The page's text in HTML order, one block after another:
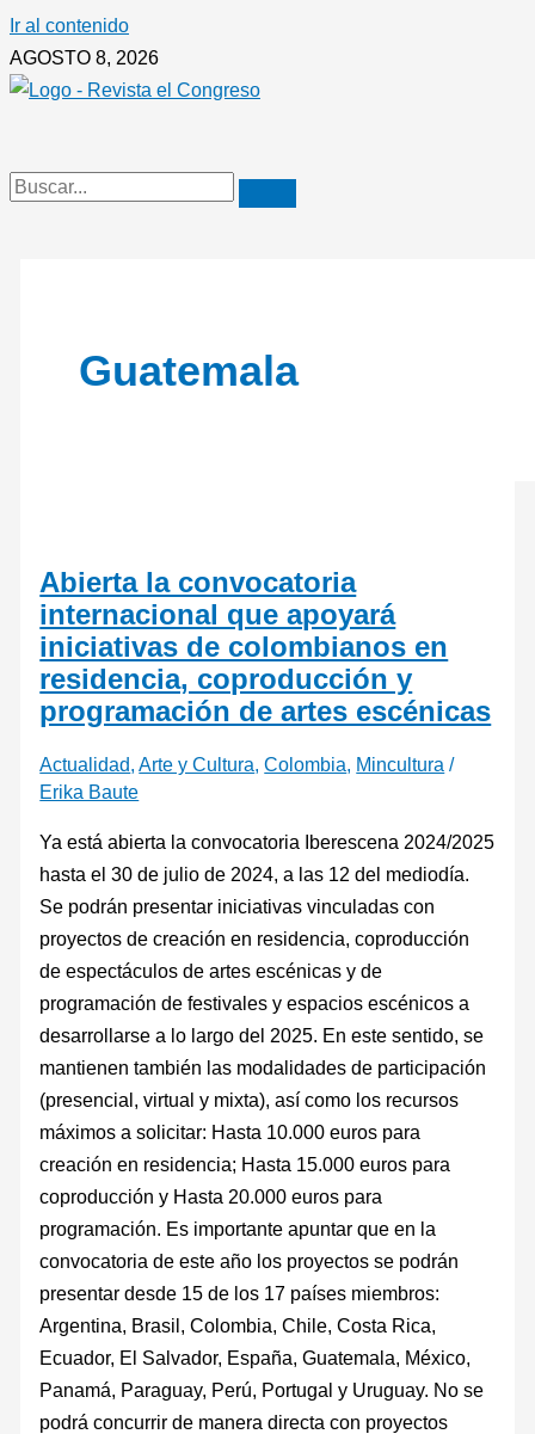
Ir al contenido
AGOSTO 8, 2026
Guatemala
Abierta la convocatoria
internacional que apoyará
iniciativas de colombianos en
residencia, coproducción y
programación de artes escénicas
Actualidad,Arte y Cultura,Colombia, Mincultura /
Erika Baute
Ya está abierta la convocatoria Iberescena 2024/2025
hasta el 30 de julio de 2024, a las 12 del mediodía.
Se podrán presentar iniciativas vinculadas con
proyectos de creación en residencia, coproducción
de espectáculos de artes escénicas y de
programación de festivales y espacios escénicos a
desarrollarse a lo largo del 2025. En este sentido, se
mantienen también las modalidades de participación
(presencial, virtual y mixta), así como los recursos
máximos a solicitar: Hasta 10.000 euros para
creación en residencia; Hasta 15.000 euros para
coproducción y Hasta 20.000 euros para
programación. Es importante apuntar que en la
convocatoria de este año los proyectos se podrán
presentar desde 15 de los 17 países miembros:
Argentina, Brasil, Colombia, Chile, Costa Rica,
Ecuador, El Salvador, España, Guatemala, México,
Panamá, Paraguay, Perú, Portugal y Uruguay. No se
podrá concurrir de manera directa con proyectos